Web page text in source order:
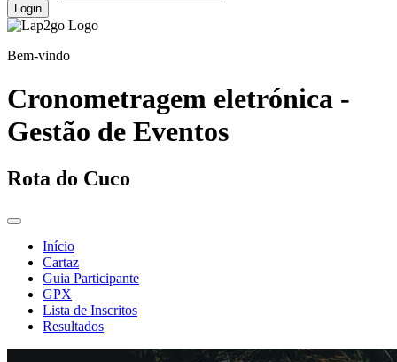
Login
Bem-vindo
Cronometragem eletrónica -
Gestão de Eventos
Rota do Cuco
Início
Cartaz
Guia Participante
GPX
Lista de Inscritos
Resultados